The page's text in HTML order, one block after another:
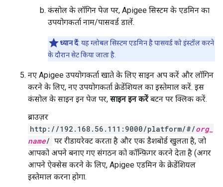
कंसोल के लॉगिन पेज पर, Apigee सिस्टम के एडमिन का
उपयोगकर्ता नाम/पासवर्ड डालें.
ध्यान दें: यह ग्लोबल सिस्टम एडमिन है पासवर्ड को इंस्टॉल करने
के दौरान सेट किया जाता है.
नए Apigee उपयोगकर्ता खाते के लिए साइन अप करें और लॉगिन
करने के लिए, नए उपयोगकर्ता क्रेडेंशियल का इस्तेमाल करें. इस
कंसोल के साइन इन पेज पर, साइन इन करेंबटन पर क्लिक करें.
ब्राउज़र
http://192.168.56.111:9000/platform/#/org_
name/ पर रीडायरेक्ट करता है और एक डैशबोर्ड खुलता है, जो
आपको अपने बनाए गए संगठन को कॉन्फ़िगर करने देता है (अगर
आपने ऐक्सेस करने के लिए, Apigee एडमिन के क्रेडेंशियल
इस्तेमाल करना होगा.